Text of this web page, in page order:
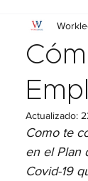
Actualizado:
Como te
en el Plan
Covid-19